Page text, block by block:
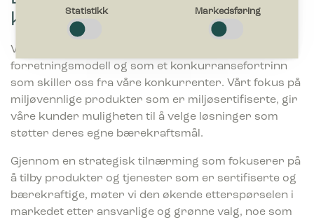
Nødvendige cookies bidra til å gjøre en nettside brukbart ved
at grunnleggende funksjoner som side navigasjon og tilgang
til sikre områder av nettstedet. Nettstedet kan ikke fungere
Egenskaper
Preferanse-cookies gjør et nettsted for å huske informasjon
og endrer måten nettsiden oppfører seg eller ser ut, ting som
ditt foretrukne språk eller den regionen du befinner deg i.
Statistikk
Statistikk-cookies hjelper eiere til å forstå hvordan
rapportere informasjon anonymt.
Statistikk Markedsføring
konkurransefordel
Vi ser bærekraft som en sentral drivkraft i vår
forretningsmodell og som et konkurransefortrinn
som skiller oss fra våre konkurrenter. Vårt fokus på
miljøvennlige produkter som er miljøsertifiserte, gir
våre kunder muligheten til å velge løsninger som
støtter deres egne bærekraftsmål.
Gjennom en strategisk tilnærming som fokuserer på
å tilby produkter og tjenester som er sertifiserte og
bærekraftige, møter vi den økende etterspørselen i
markedet etter ansvarlige og grønne valg, noe som